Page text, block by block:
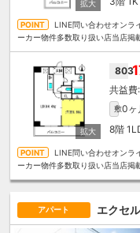
LINE問い合わせオンラ
ーカー物件多数取り扱い店当店掲
803
敷0ヶ
8階
LINE問い合わせオンラ
ーカー物件多数取り扱い店当店掲
アパート エクセ